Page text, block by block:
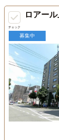
チェック
ロアー
募集中